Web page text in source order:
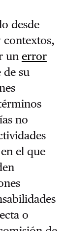
desde
contextos,
un error
su
no
el que
o